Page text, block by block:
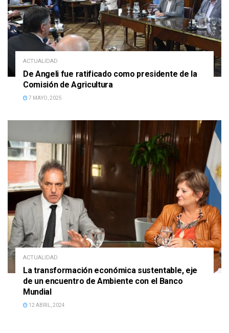
ACTUALIDAD
De Angeli fue ratificado como presidente de la
Comisión de Agricultura
7 MAYO, 2025
ACTUALIDAD
La transformación económica sustentable, eje
de un encuentro de Ambiente con el Banco
Mundial
12 ABRIL, 2024